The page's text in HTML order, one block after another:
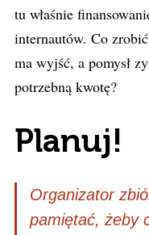
tu właśnie
internautów. Co
ma wyjść, a pomysł
potrzebną kwotę?
Planuj!
Organizator
pamiętać, żeby